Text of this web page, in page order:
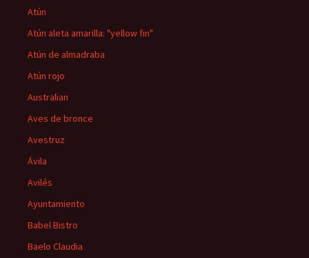
Atún
Atún aleta amarilla: "yellow fin"
Atún de almadraba
Atún rojo
Australian
Aves de bronce
Avestruz
Ávila
Avilés
Ayuntamiento
Babel Bistro
Baelo Claudia